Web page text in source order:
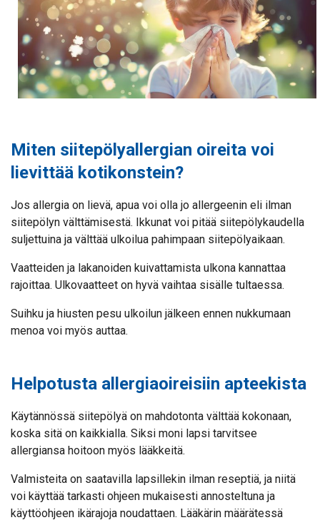
Miten siitepölyallergian oireita voi
lievittää kotikonstein?
Jos allergia on lievä, apua voi olla jo allergeenin eli ilman
siitepölyn välttämisestä. Ikkunat voi pitää siitepölykaudella
suljettuina ja välttää ulkoilua pahimpaan siitepölyaikaan.
Vaatteiden ja lakanoiden kuivattamista ulkona kannattaa
rajoittaa. Ulkovaatteet on hyvä vaihtaa sisälle tultaessa.
Suihku ja hiusten pesu ulkoilun jälkeen ennen nukkumaan
menoa voi myös auttaa.
Helpotusta allergiaoireisiin apteekista
Käytännössä siitepölyä on mahdotonta välttää kokonaan,
koska sitä on kaikkialla. Siksi moni lapsi tarvitsee
allergiansa hoitoon myös lääkkeitä.
Valmisteita on saatavilla lapsillekin ilman reseptiä, ja niitä
voi käyttää tarkasti ohjeen mukaisesti annosteltuna ja
käyttöohjeen ikärajoja noudattaen. Lääkärin määrätessä